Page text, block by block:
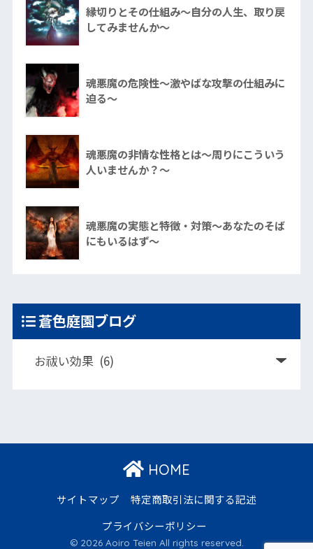
縁切りとその仕組み～自分の人生、取り戻
してみませんか～
魂悪魔の危険性～激やばな攻撃の仕組みに
迫る～
魂悪魔の非情な性格とは～周りにこういう
人いませんか？～
魂悪魔の実態と特徴・対策～あなたのそば
にもいるはず～
蒼色庭園ブログ
HOME
サイトマップ
特定商取引法に関する記述
プライバシーポリシー
© 2026 Aoiro Teien All rights reserved.